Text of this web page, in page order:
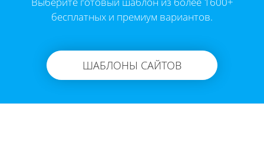
бесплатных и премиум вариантов.
ШАБЛОНЫ САЙТОВ